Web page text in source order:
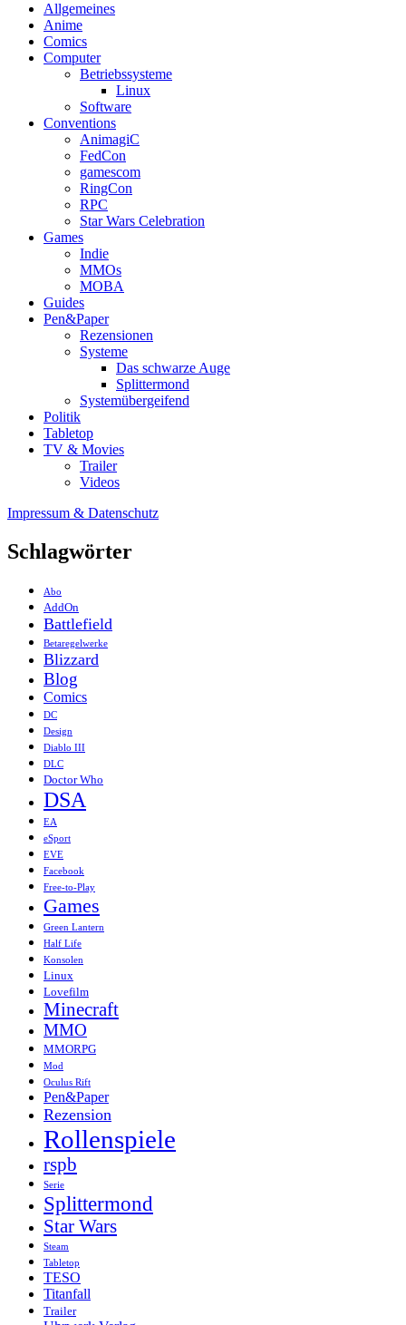
Allgemeines
Anime
Comics
Computer
Betriebssysteme
Linux
Software
Conventions
AnimagiC
FedCon
gamescom
RingCon
RPC
Star Wars Celebration
Games
Indie
MMOs
MOBA
Guides
Pen&Paper
Rezensionen
Systeme
Das schwarze Auge
Splittermond
Systemübergeifend
Politik
Tabletop
TV & Movies
Trailer
Videos
Impressum & Datenschutz
Schlagwörter
Abo
AddOn
Battlefield
Betaregelwerke
Blizzard
Blog
Comics
DC
Design
Diablo III
DLC
Doctor Who
DSA
EA
eSport
EVE
Facebook
Free-to-Play
Games
Green Lantern
Half Life
Konsolen
Linux
Lovefilm
Minecraft
MMO
MMORPG
Mod
Oculus Rift
Pen&Paper
Rezension
Rollenspiele
rspb
Serie
Splittermond
Star Wars
Steam
Tabletop
TESO
Titanfall
Trailer